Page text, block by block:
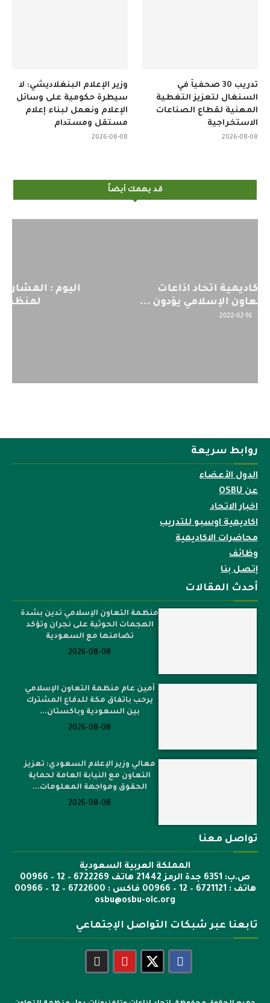
وزير الإعلام البنغلاديشي: لا
سيطرة حكومية على وسائل
الإعلام ونعمل لبناء إعلام
مستقل ومستدام
2026-08-08
تدريب 30 صحفياً في
السنغال لتعزيز التغطية
المهنية لقطاع الصناعات
الاستخراجية
2026-08-08
قد يهمك أيضاً
اليوم : المشاركة بالاجتماع التحضيري
لمنظمي قمة اسيا...
روابط سريعة
الدول الأعضاء
عن OSBU
اخبار الاتحاد
اكاديمية اوسبو للتدريب
محاضرات الاكاديمية
وظائف
إتصل بنا
أحدث المقالات
منظمة التعاون الإسلامي تدين بشدة
الهجمات الحوثية على نجران وتؤكد
تضامنها مع السعودية
2026-08-08
أمين عام منظمة التعاون الإسلامي
يرحب باتفاق مكة للدفاع المشترك
بين السعودية وباكستان...
2026-08-08
معالي وزير الإعلام السعودي: تعزيز
التعاون مع النيابة العامة لحماية
الحقوق ومواجهة المعلومات...
2026-08-08
تواصل معنا
المملكة العربية السعودية
ص.ب: 6351 جدة الرمز 21442 هاتف 6722269 – 12 – 00966
هاتف : 6721121 – 12 – 00966 فاكس : 6722600 – 12 – 00966
osbu@osbu-oic.org
تابعنا عبر شبكات التواصل الإجتماعي